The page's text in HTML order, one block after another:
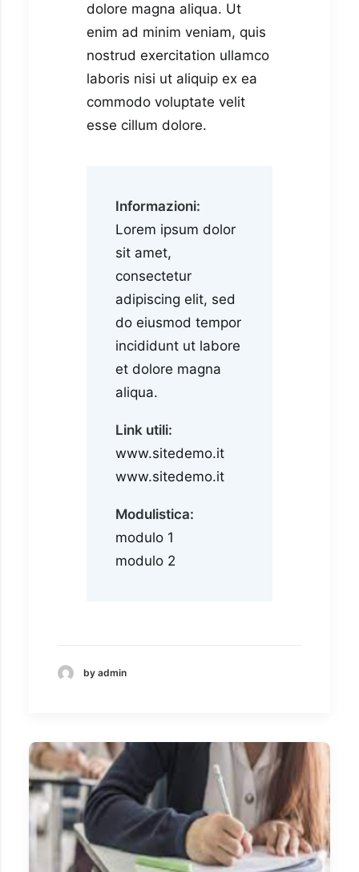
dolore magna aliqua. Ut
enim ad minim veniam, quis
nostrud exercitation ullamco
laboris nisi ut aliquip ex ea
commodo voluptate velit
esse cillum dolore.
Informazioni:
Lorem ipsum dolor
sit amet,
consectetur
adipiscing elit, sed
do eiusmod tempor
incididunt ut labore
et dolore magna
aliqua.
Link utili:
www.sitedemo.it
www.sitedemo.it
Modulistica:
modulo 1
modulo 2
by admin